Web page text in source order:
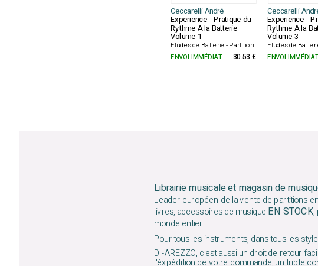
Ceccarelli André Ceccarelli
Experience - Pratique du
Rythme A la Batterie
Volume 1
Etudes de Batterie - Partition
Experience -
Rythme A la
Volume 3
Etudes de
ENVOI IMMÉDIAT 30.53 € ENVOI
Librairie musicale et magasin de
Leader européen de la vente de partitions
livres, accessoires de musique EN STOCK,
monde entier.
Pour tous les instruments, dans tous les
DI-AREZZO, c'est aussi un droit de retour
l'éxpédition de votre commande, un triple